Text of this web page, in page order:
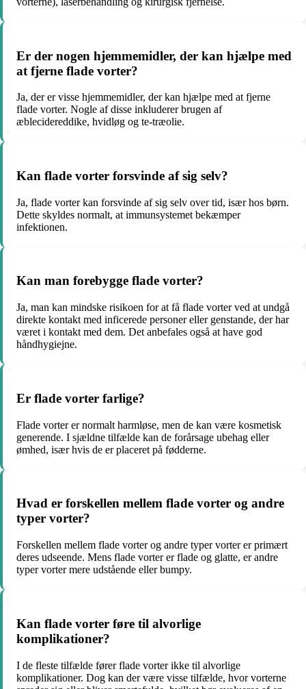
Er der nogen hjemmemidler, der kan hjælpe med
at fjerne flade vorter?
Ja, der er visse hjemmemidler, der kan hjælpe med at fjerne
flade vorter. Nogle af disse inkluderer brugen af
æblecidereddike, hvidløg og te-træolie.
Kan flade vorter forsvinde af sig selv?
Ja, flade vorter kan forsvinde af sig selv over tid, især hos børn.
Dette skyldes normalt, at immunsystemet bekæmper
infektionen.
Kan man forebygge flade vorter?
Ja, man kan mindske risikoen for at få flade vorter ved at undgå
direkte kontakt med inficerede personer eller genstande, der har
været i kontakt med dem. Det anbefales også at have god
håndhygiejne.
Er flade vorter farlige?
Flade vorter er normalt harmløse, men de kan være kosmetisk
generende. I sjældne tilfælde kan de forårsage ubehag eller
ømhed, især hvis de er placeret på fødderne.
Hvad er forskellen mellem flade vorter og andre
typer vorter?
Forskellen mellem flade vorter og andre typer vorter er primært
deres udseende. Mens flade vorter er flade og glatte, er andre
typer vorter mere udstående eller bumpy.
Kan flade vorter føre til alvorlige
komplikationer?
I de fleste tilfælde fører flade vorter ikke til alvorlige
komplikationer. Dog kan der være visse tilfælde, hvor vorterne